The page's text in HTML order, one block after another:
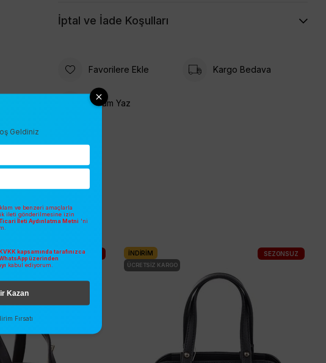
İptal ve İade Koşulları
Favorilere Ekle Kargo Bedava
Yorum Yaz
SEZONSUZ İNDIRIM
ÜCRETSIZ KARGO
SEZONSUZ
Geldiniz
ve benzeri amaçlarla
ileti gönderilmesine izin
İleti Aydınlatma Metni 'ni
kapsamında tarafınızca
üzerinden
kabul ediyorum.
Kazan
Fırsatı